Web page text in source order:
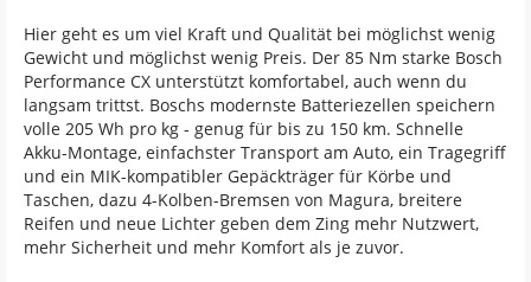
Hier geht es um viel Kraft und Qualität bei möglichst wenig
Gewicht und möglichst wenig Preis. Der 85 Nm starke Bosch
Performance CX unterstützt komfortabel, auch wenn du
langsam trittst. Boschs modernste Batteriezellen speichern
volle 205 Wh pro kg - genug für bis zu 150 km. Schnelle
Akku-Montage, einfachster Transport am Auto, ein Tragegriff
und ein MIK-kompatibler Gepäckträger für Körbe und
Taschen, dazu 4-Kolben-Bremsen von Magura, breitere
Reifen und neue Lichter geben dem Zing mehr Nutzwert,
mehr Sicherheit und mehr Komfort als je zuvor.